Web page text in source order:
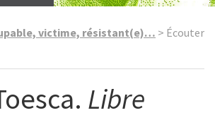
victime, résistant(e)… > Écouter
Libre